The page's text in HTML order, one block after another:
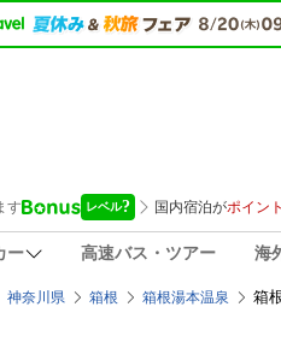
ー 高速バス・ツアー 海
神奈川県 箱根 箱根湯本温泉 箱